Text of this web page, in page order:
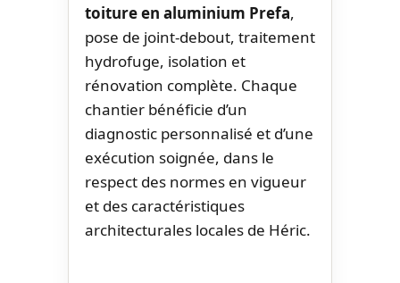
toiture en aluminium Prefa,
pose de joint-debout, traitement
hydrofuge, isolation et
rénovation complète. Chaque
chantier bénéficie d’un
diagnostic personnalisé et d’une
exécution soignée, dans le
respect des normes en vigueur
et des caractéristiques
architecturales locales de Héric.